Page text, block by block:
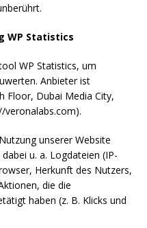
WP Statistics
WP Statistics, um
Anbieter ist
Floor, Dubai Media City,
veronalabs.com).
unserer Website
u. a. Logdateien (IP-
Herkunft des Nutzers,
die die
haben (z. B. Klicks und